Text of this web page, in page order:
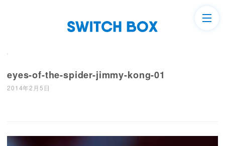
eyes-of-the-spider-jimmy-kong-01
2014年2月5日